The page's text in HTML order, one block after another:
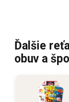
Ďalšie
obuv a